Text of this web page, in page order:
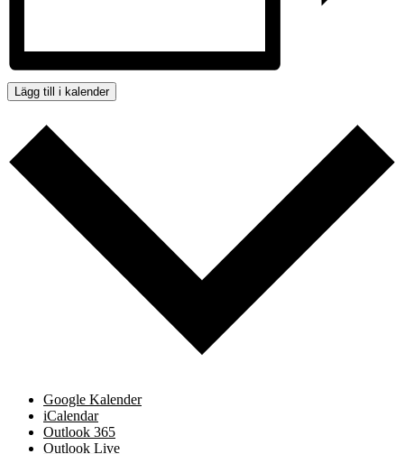
Lägg till i kalender
Google Kalender
iCalendar
Outlook 365
Outlook Live